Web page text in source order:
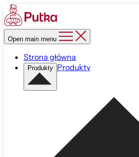
Open main menu
Strona główna
Produkty Produkty